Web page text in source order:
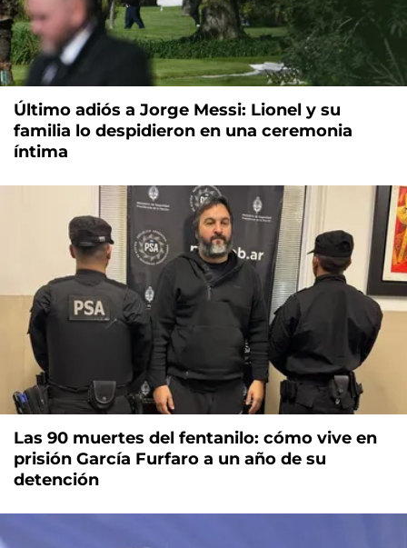
Último adiós a Jorge Messi: Lionel y su
familia lo despidieron en una ceremonia
íntima
Las 90 muertes del fentanilo: cómo vive en
prisión García Furfaro a un año de su
detención